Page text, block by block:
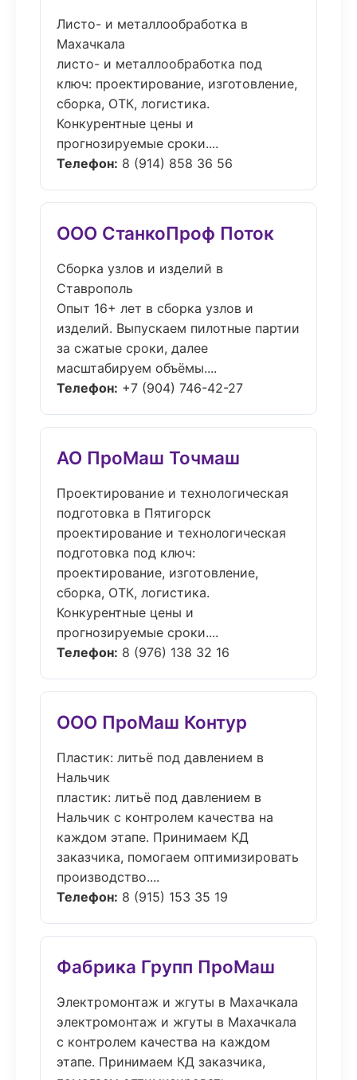
Листо- и металлообработка в
Махачкала
листо- и металлообработка под
ключ: проектирование, изготовление,
сборка, ОТК, логистика.
Конкурентные цены и
прогнозируемые сроки....
Телефон: 8 (914) 858 36 56
ООО СтанкоПроф Поток
Сборка узлов и изделий в
Ставрополь
Опыт 16+ лет в сборка узлов и
изделий. Выпускаем пилотные партии
за сжатые сроки, далее
масштабируем объёмы....
Телефон: +7 (904) 746-42-27
АО ПроМаш Точмаш
Проектирование и технологическая
подготовка в Пятигорск
проектирование и технологическая
подготовка под ключ:
проектирование, изготовление,
сборка, ОТК, логистика.
Конкурентные цены и
прогнозируемые сроки....
Телефон: 8 (976) 138 32 16
ООО ПроМаш Контур
Пластик: литьё под давлением в
Нальчик
пластик: литьё под давлением в
Нальчик с контролем качества на
каждом этапе. Принимаем КД
заказчика, помогаем оптимизировать
производство....
Телефон: 8 (915) 153 35 19
Фабрика Групп ПроМаш
Электромонтаж и жгуты в Махачкала
электромонтаж и жгуты в Махачкала
с контролем качества на каждом
этапе. Принимаем КД заказчика,